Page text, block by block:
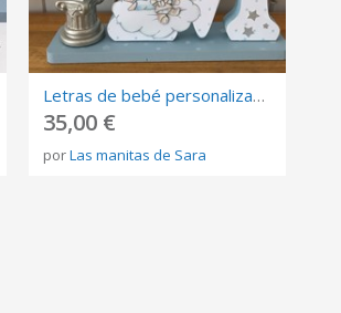
Letras de bebé personalizadas
35,00 €
porLas manitas de Sara